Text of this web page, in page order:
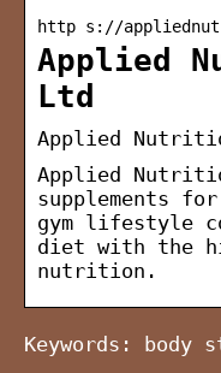
http s://
Applied
Ltd
Applied
Applied
supplements
gym lifestyle
diet with the
nutrition.
Keywords: